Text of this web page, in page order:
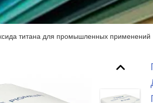
титана для промышленных применений